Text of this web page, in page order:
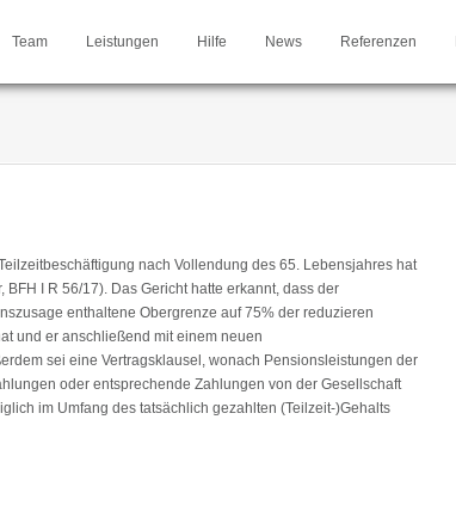
Team Leistungen Hilfe News Referenzen
nach Vollendung des 65. Lebensjahres hat
I R 56/17). Das Gericht hatte erkannt, dass der
enthaltene Obergrenze auf 75% der reduzieren
und er anschließend mit einem neuen
sei eine Vertragsklausel, wonach Pensionsleistungen der
oder entsprechende Zahlungen von der Gesellschaft
im Umfang des tatsächlich gezahlten (Teilzeit-)Gehalts